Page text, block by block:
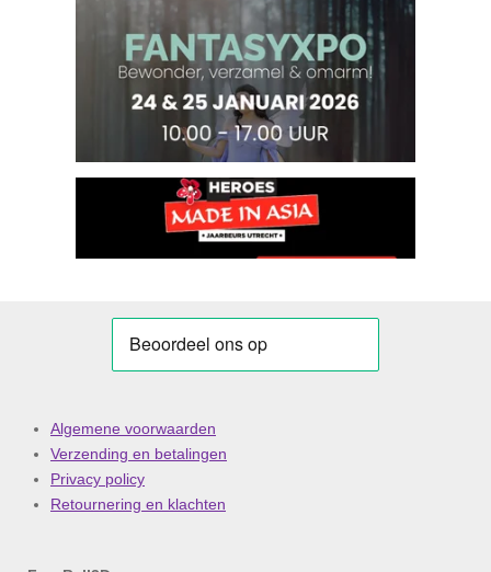
Algemene voorwaarden
Verzending en betalingen
Privacy policy
Retournering en klachten